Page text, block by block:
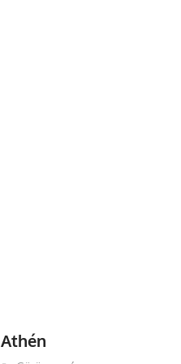
Athén